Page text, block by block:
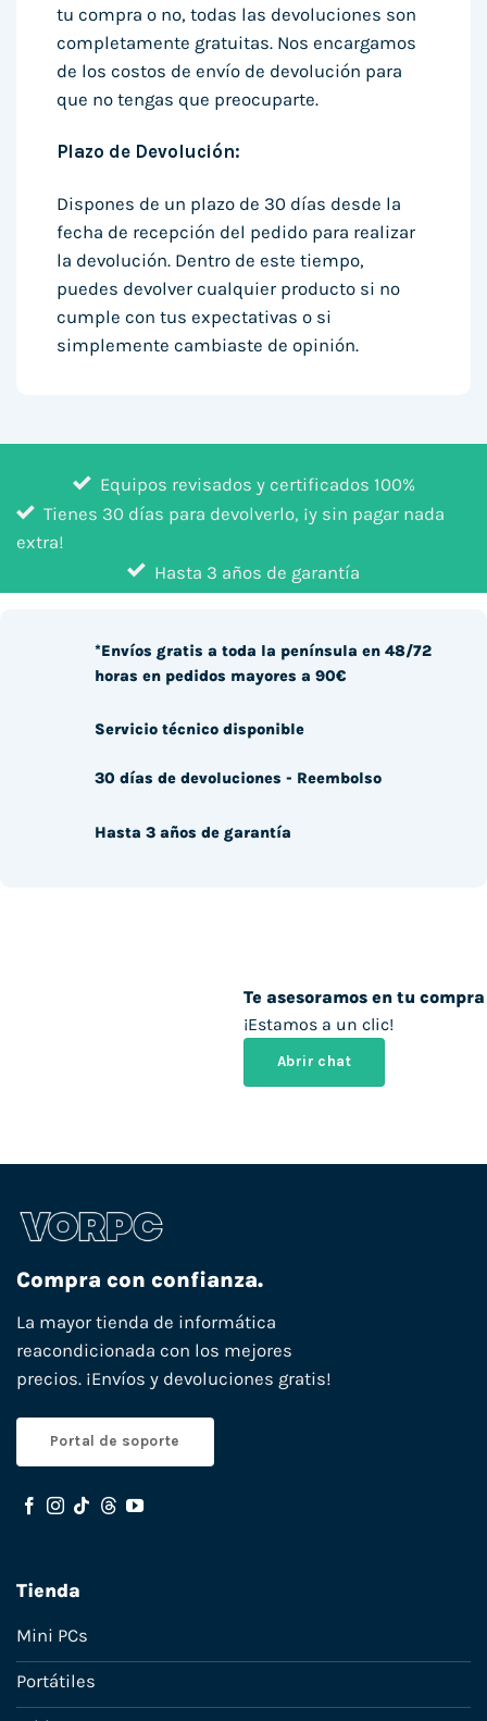
tu compra o no, todas las devoluciones son
completamente gratuitas. Nos encargamos
de los costos de envío de devolución para
que no tengas que preocuparte.
Plazo de Devolución:
Dispones de un plazo de 30 días desde la
fecha de recepción del pedido para realizar
la devolución. Dentro de este tiempo,
puedes devolver cualquier producto si no
cumple con tus expectativas o si
simplemente cambiaste de opinión.
Equipos revisados y certificados 100%
Tienes 30 días para devolverlo, ¡y sin pagar nada
extra!
Hasta 3 años de garantía
Te asesoramos en tu compra
¡Estamos a un clic!
Abrir chat
*Envíos gratis a toda la península en 48/72
horas en pedidos mayores a 90€
Servicio técnico disponible
30 días de devoluciones - Reembolso
Hasta 3 años de garantía
Compra con confianza.
La mayor tienda de informática
reacondicionada con los mejores
precios. ¡Envíos y devoluciones gratis!
Portal de soporte
Tienda
Mini PCs
Portátiles